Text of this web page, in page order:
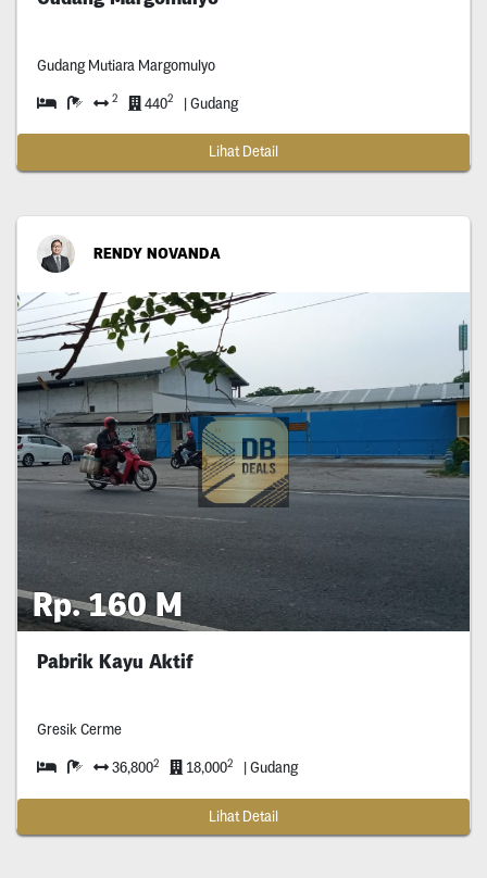
Gudang Mutiara Margomulyo
2 4402 | Gudang
Lihat Detail
RENDY NOVANDA
Rp. 160 M
Pabrik Kayu Aktif
Gresik Cerme
36,8002 18,0002 | Gudang
Lihat Detail